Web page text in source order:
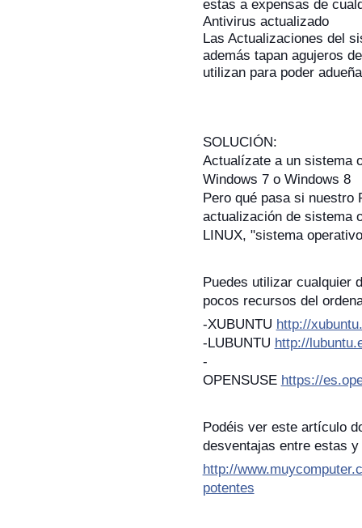
estas a expensas de
Antivirus actualizado
Las Actualizaciones del
además tapan agujeros
utilizan para poder
SOLUCIÓN:
Actualízate a un sistema
Windows 7 o Windows 8
Pero qué pasa si nuestro
actualización de sistema
LINUX, "sistema
Puedes utilizar cualquier
pocos recursos del
-XUBUNTU http://
-LUBUNTU http://
-
OPENSUSE https://
Podéis ver este artículo
desventajas entre estas
http://
potentes